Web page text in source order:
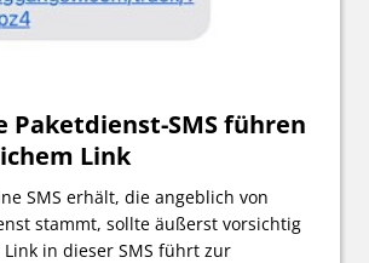
Paketdienst-SMS führen
Link
SMS erhält, die angeblich von
stammt, sollte äußerst vorsichtig
in dieser SMS führt zur